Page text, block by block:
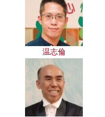
温志倫